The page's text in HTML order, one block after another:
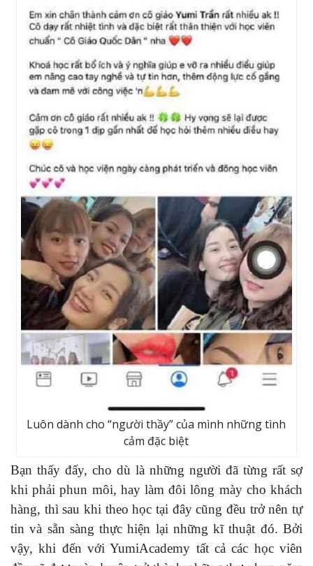
Luôn dành cho “người thầy” của mình những tình
cảm đặc biệt
Bạn thấy đấy, cho dù là những người đã từng rất sợ
khi phải phun môi, hay làm đôi lông mày cho khách
hàng, thì sau khi theo học tại đây cũng đều trở nên tự
tin và sẵn sàng thực hiện lại những kĩ thuật đó. Bởi
vậy, khi đến với YumiAcademy tất cả các học viên